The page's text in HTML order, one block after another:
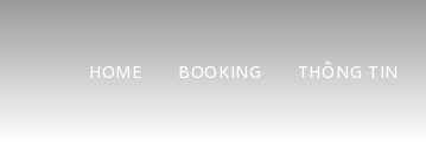
HOME BOOKING THÔNG TIN